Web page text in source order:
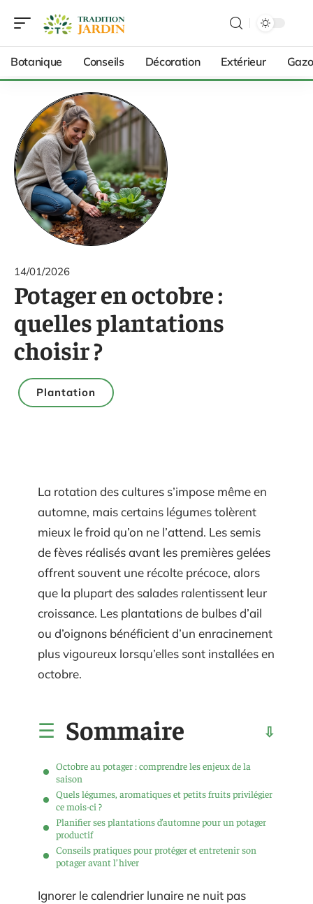
Botanique Conseils Décoration Extérieur
14/01/2026
Potager en octobre :
quelles plantations
choisir ?
Plantation
La rotation des cultures s’impose même en
automne, mais certains légumes tolèrent
mieux le froid qu’on ne l’attend. Les semis
de fèves réalisés avant les premières gelées
offrent souvent une récolte précoce, alors
que la plupart des salades ralentissent leur
croissance. Les plantations de bulbes d’ail
ou d’oignons bénéficient d’un enracinement
plus vigoureux lorsqu’elles sont installées en
octobre.
Sommaire
Octobre au potager : comprendre les enjeux de la
saison
Quels légumes, aromatiques et petits fruits privilégier
ce mois-ci ?
Planifier ses plantations d’automne pour un potager
productif
Conseils pratiques pour protéger et entretenir son
potager avant l’hiver
Ignorer le calendrier lunaire ne nuit pas